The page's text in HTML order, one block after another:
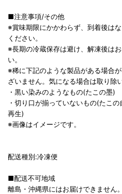
■注意事項/その他
※賞味期限にかかわらず、到着後は
ください。
※長期の冷蔵保存は避け、解凍後は
い。
※稀に下記のような製品がある場合
ざいません。気になる場合は取り除
・黒い染みのようなもの(たこの墨)
・切り口が揃っていないもの(たこ
再生)
※画像はイメージです。
配送種別:冷凍便
■配送不可地域
離島・沖縄県にはお届けできません。